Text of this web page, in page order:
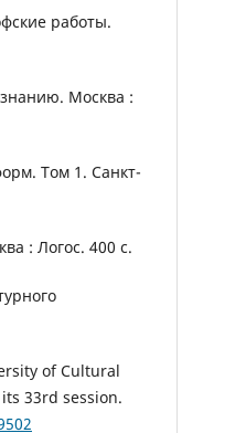
работы.
Москва :
Том 1. Санкт-
: Логос. 400 с.
of Cultural
33rd session.